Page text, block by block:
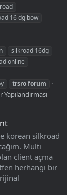
16 dg bow
silkroad 16dg
online
trsroforum
korean silkroad
Multi
client açma
herhangi bir